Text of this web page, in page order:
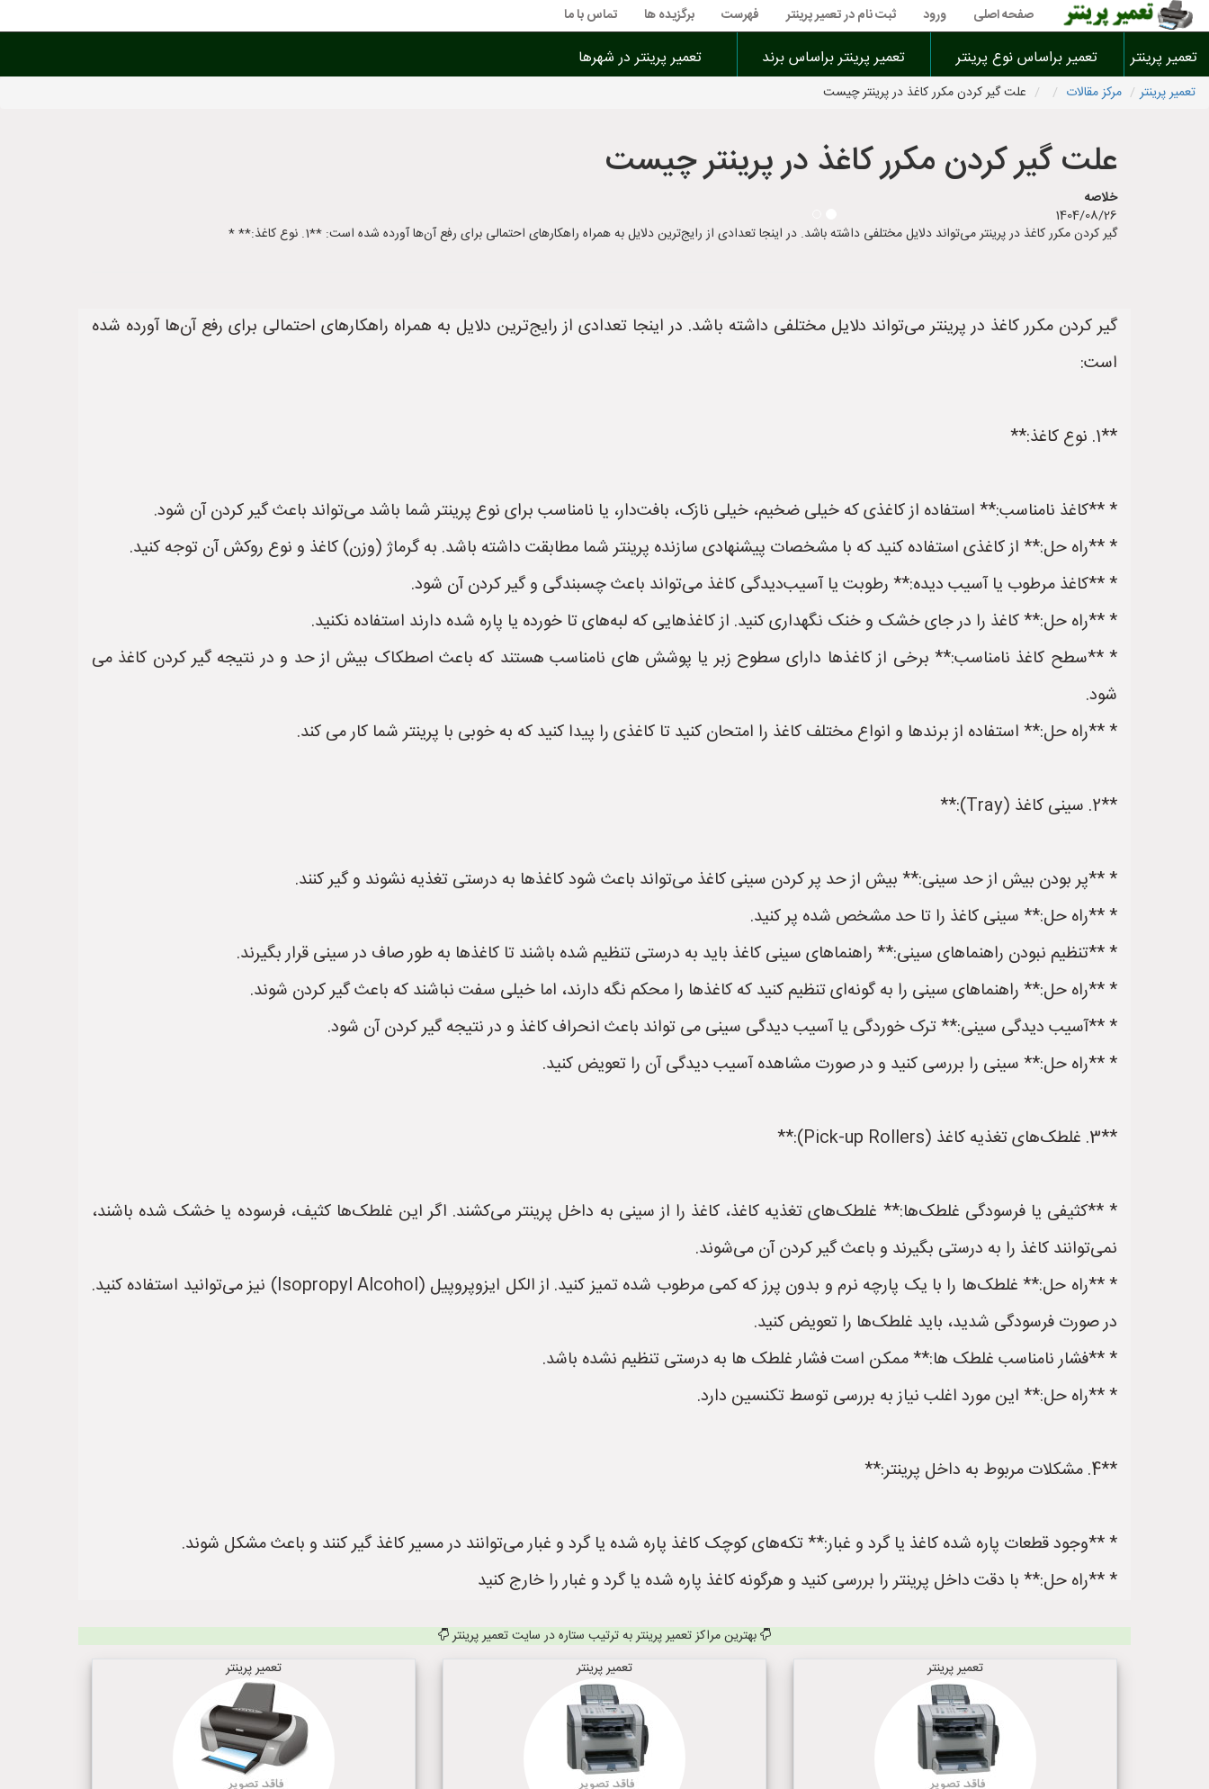
صفحه اصلی ورود ثبت نام در تعمیر پرینتر فهرست برگزیده ها تماس با ما
تعمیر پرینتر تعمیر براساس نوع پرینتر تعمیر پرینتر براساس برند تعمیر پرینتر در شهرها
تعمیر پرینتر مرکز مقالات علت گیر کردن مکرر کاغذ در پرینتر چیست
علت گیر کردن مکرر کاغذ در پرینتر چیست
خلاصه
1404/08/26
گیر کردن مکرر کاغذ در پرینتر می‌تواند دلایل مختلفی داشته باشد. در اینجا تعدادی از رایج‌ترین دلایل به همراه راهکارهای احتمالی برای رفع آن‌ها آورده شده است: **1. نوع کاغذ:** *
گیر کردن مکرر کاغذ در پرینتر می‌تواند دلایل مختلفی داشته باشد. در اینجا تعدادی از رایج‌ترین دلایل به همراه راهکارهای احتمالی برای رفع آن‌ها آورده شده
است:
**1. نوع کاغذ:**
* **کاغذ نامناسب:** استفاده از کاغذی که خیلی ضخیم، خیلی نازک، بافت‌دار، یا نامناسب برای نوع پرینتر شما باشد می‌تواند باعث گیر کردن آن شود.
* **راه حل:** از کاغذی استفاده کنید که با مشخصات پیشنهادی سازنده پرینتر شما مطابقت داشته باشد. به گرماژ (وزن) کاغذ و نوع روکش آن توجه کنید.
* **کاغذ مرطوب یا آسیب دیده:** رطوبت یا آسیب‌دیدگی کاغذ می‌تواند باعث چسبندگی و گیر کردن آن شود.
* **راه حل:** کاغذ را در جای خشک و خنک نگهداری کنید. از کاغذهایی که لبه‌های تا خورده یا پاره شده دارند استفاده نکنید.
* **سطح کاغذ نامناسب:** برخی از کاغذها دارای سطوح زبر یا پوشش های نامناسب هستند که باعث اصطکاک بیش از حد و در نتیجه گیر کردن کاغذ می
شود.
* **راه حل:** استفاده از برندها و انواع مختلف کاغذ را امتحان کنید تا کاغذی را پیدا کنید که به خوبی با پرینتر شما کار می کند.
**2. سینی کاغذ (Tray):**
* **پر بودن بیش از حد سینی:** بیش از حد پر کردن سینی کاغذ می‌تواند باعث شود کاغذها به درستی تغذیه نشوند و گیر کنند.
* **راه حل:** سینی کاغذ را تا حد مشخص شده پر کنید.
* **تنظیم نبودن راهنماهای سینی:** راهنماهای سینی کاغذ باید به درستی تنظیم شده باشند تا کاغذها به طور صاف در سینی قرار بگیرند.
* **راه حل:** راهنماهای سینی را به گونه‌ای تنظیم کنید که کاغذها را محکم نگه دارند، اما خیلی سفت نباشند که باعث گیر کردن شوند.
* **آسیب دیدگی سینی:** ترک خوردگی یا آسیب دیدگی سینی می تواند باعث انحراف کاغذ و در نتیجه گیر کردن آن شود.
* **راه حل:** سینی را بررسی کنید و در صورت مشاهده آسیب دیدگی آن را تعویض کنید.
**3. غلطک‌های تغذیه کاغذ (Pick-up Rollers):**
* **کثیفی یا فرسودگی غلطک‌ها:** غلطک‌های تغذیه کاغذ، کاغذ را از سینی به داخل پرینتر می‌کشند. اگر این غلطک‌ها کثیف، فرسوده یا خشک شده باشند،
نمی‌توانند کاغذ را به درستی بگیرند و باعث گیر کردن آن می‌شوند.
* **راه حل:** غلطک‌ها را با یک پارچه نرم و بدون پرز که کمی مرطوب شده تمیز کنید. از الکل ایزوپروپیل (Isopropyl Alcohol) نیز می‌توانید استفاده کنید.
در صورت فرسودگی شدید، باید غلطک‌ها را تعویض کنید.
* **فشار نامناسب غلطک ها:** ممکن است فشار غلطک ها به درستی تنظیم نشده باشد.
* **راه حل:** این مورد اغلب نیاز به بررسی توسط تکنسین دارد.
**4. مشکلات مربوط به داخل پرینتر:**
* **وجود قطعات پاره شده کاغذ یا گرد و غبار:** تکه‌های کوچک کاغذ پاره شده یا گرد و غبار می‌توانند در مسیر کاغذ گیر کنند و باعث مشکل شوند.
* **راه حل:** با دقت داخل پرینتر را بررسی کنید و هرگونه کاغذ پاره شده یا گرد و غبار را خارج کنید
بهترین مراکز تعمیر پرینتر به ترتیب ستاره در سایت تعمیر پرینتر
تعمیر پرینتر
تعمیر پرینتر تعمیر پرینتر